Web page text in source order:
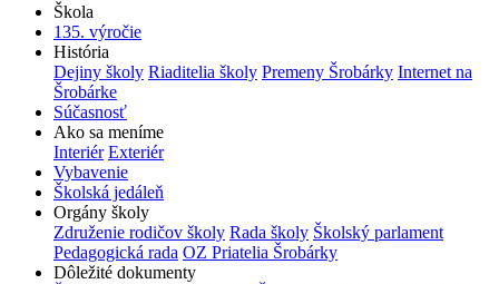
Škola
135. výročie
História
Dejiny školy Riaditelia školy Premeny Šrobárky Internet na
Šrobárke
Súčasnosť
Ako sa meníme
Interiér Exteriér
Vybavenie
Školská jedáleň
Orgány školy
Združenie rodičov školy Rada školy Školský parlament
Pedagogická rada OZ Priatelia Šrobárky
Dôležité dokumenty